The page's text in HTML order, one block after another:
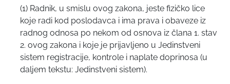
(1) Radnik, u smislu ovog zakona, jeste fizičko lice
koje radi kod poslodavca i ima prava i obaveze iz
radnog odnosa po nekom od osnova iz člana 1. stav
2. ovog zakona i koje je prijavljeno u Jedinstveni
sistem registracije, kontrole i naplate doprinosa (u
daljem tekstu: Jedinstveni sistem).